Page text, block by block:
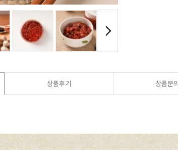
상품후기 상품문의